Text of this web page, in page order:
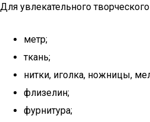
Для увлекательного
метр;
ткань;
нитки, иголка, ножницы,
флизелин;
фурнитура;